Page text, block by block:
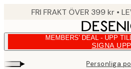
FRI FRAKT ÖVER 399 kr •
MEMBERS' DEAL - UPP
SIGNA UPP
▸ Personliga